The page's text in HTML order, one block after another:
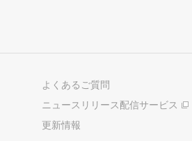
よくあるご質問
ニュースリリース配信サービス
更新情報